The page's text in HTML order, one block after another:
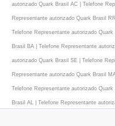
autorizado Quark Brasil AC | Telefone
Representante autorizado Quark Brasil
Telefone Representante autorizado
Brasil BA | Telefone Representante
autorizado Quark Brasil SE | Telefone
Representante autorizado Quark Brasil
Telefone Representante autorizado
Brasil AL | Telefone Representante